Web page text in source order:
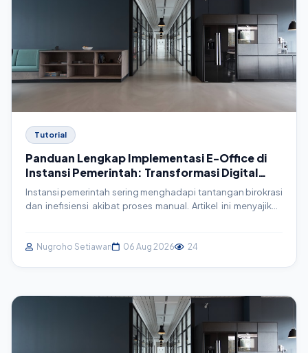
Tutorial
Panduan Lengkap Implementasi E-Office di
Instansi Pemerintah: Transformasi Digital
Menuju Efisiensi
Instansi pemerintah sering menghadapi tantangan birokrasi
dan inefisiensi akibat proses manual. Artikel ini menyajikan
operasional dan pelayanan publik yang lebih baik.
Nugroho Setiawan 06 Aug 2026 24